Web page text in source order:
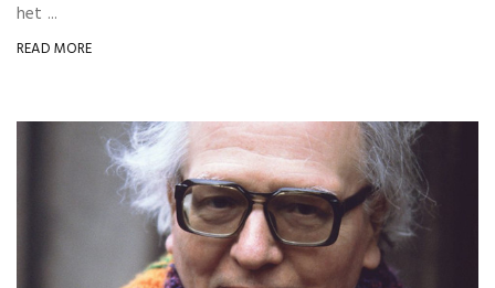
het ...
READ MORE